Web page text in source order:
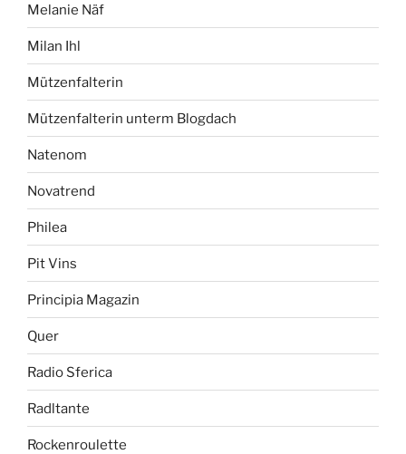
Melanie Näf
Milan Ihl
Mützenfalterin
Mützenfalterin unterm Blogdach
Natenom
Novatrend
Philea
Pit Vins
Principia Magazin
Quer
Radio Sferica
Radltante
Rockenroulette